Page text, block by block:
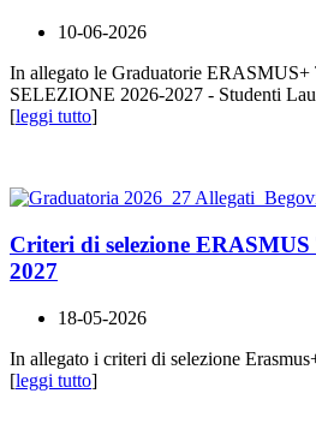
10-06-2026
In allegato le Graduatorie
SELEZIONE 2026-2027 - Studenti
[leggi tutto]
Criteri di selezione
2027
18-05-2026
In allegato i criteri di selezione
[leggi tutto]